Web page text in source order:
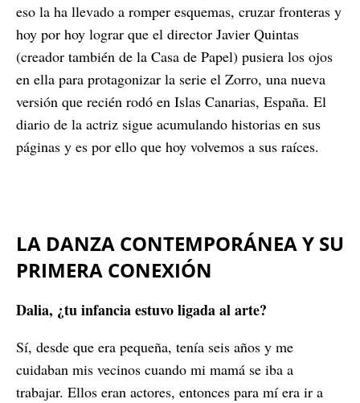
eso la ha llevado a romper esquemas, cruzar fronteras y
hoy por hoy lograr que el director Javier Quintas
(creador también de la Casa de Papel) pusiera los ojos
en ella para protagonizar la serie el Zorro, una nueva
versión que recién rodó en Islas Canarias, España. El
diario de la actriz sigue acumulando historias en sus
páginas y es por ello que hoy volvemos a sus raíces.
LA DANZA CONTEMPORÁNEA Y SU
PRIMERA CONEXIÓN
Dalia, ¿tu infancia estuvo ligada al arte?
Sí, desde que era pequeña, tenía seis años y me
cuidaban mis vecinos cuando mi mamá se iba a
trabajar. Ellos eran actores, entonces para mí era ir a